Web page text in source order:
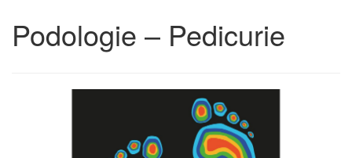
Podologie – Pedicurie